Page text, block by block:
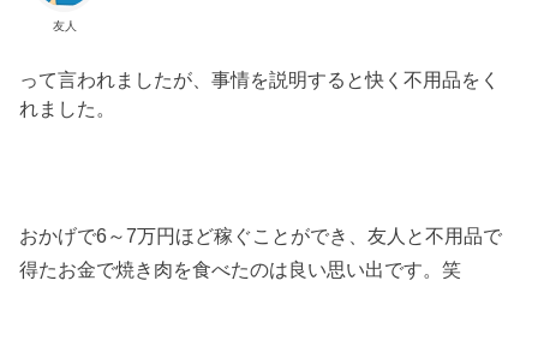
友人
って言われましたが、事情を説明すると快く不用品をく
れました。
おかげで6～7万円ほど稼ぐことができ、友人と不用品で
得たお金で焼き肉を食べたのは良い思い出です。笑